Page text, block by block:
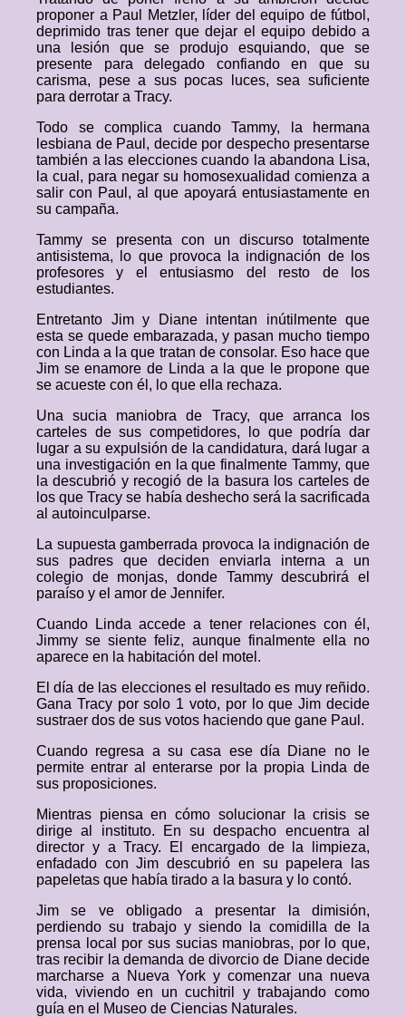
proponer a Paul Metzler, líder del equipo de fútbol,
deprimido tras tener que dejar el equipo debido a
una lesión que se produjo esquiando, que se
presente para delegado confiando en que su
carisma, pese a sus pocas luces, sea suficiente
para derrotar a Tracy.
Todo se complica cuando Tammy, la hermana
lesbiana de Paul, decide por despecho presentarse
también a las elecciones cuando la abandona Lisa,
la cual, para negar su homosexualidad comienza a
salir con Paul, al que apoyará entusiastamente en
su campaña.
Tammy se presenta con un discurso totalmente
antisistema, lo que provoca la indignación de los
profesores y el entusiasmo del resto de los
estudiantes.
Entretanto Jim y Diane intentan inútilmente que
esta se quede embarazada, y pasan mucho tiempo
con Linda a la que tratan de consolar. Eso hace que
Jim se enamore de Linda a la que le propone que
se acueste con él, lo que ella rechaza.
Una sucia maniobra de Tracy, que arranca los
carteles de sus competidores, lo que podría dar
lugar a su expulsión de la candidatura, dará lugar a
una investigación en la que finalmente Tammy, que
la descubrió y recogió de la basura los carteles de
los que Tracy se había deshecho será la sacrificada
al autoinculparse.
La supuesta gamberrada provoca la indignación de
sus padres que deciden enviarla interna a un
colegio de monjas, donde Tammy descubrirá el
paraíso y el amor de Jennifer.
Cuando Linda accede a tener relaciones con él,
Jimmy se siente feliz, aunque finalmente ella no
aparece en la habitación del motel.
El día de las elecciones el resultado es muy reñido.
Gana Tracy por solo 1 voto, por lo que Jim decide
sustraer dos de sus votos haciendo que gane Paul.
Cuando regresa a su casa ese día Diane no le
permite entrar al enterarse por la propia Linda de
sus proposiciones.
Mientras piensa en cómo solucionar la crisis se
dirige al instituto. En su despacho encuentra al
director y a Tracy. El encargado de la limpieza,
enfadado con Jim descubrió en su papelera las
papeletas que había tirado a la basura y lo contó.
Jim se ve obligado a presentar la dimisión,
perdiendo su trabajo y siendo la comidilla de la
prensa local por sus sucias maniobras, por lo que,
tras recibir la demanda de divorcio de Diane decide
marcharse a Nueva York y comenzar una nueva
vida, viviendo en un cuchitril y trabajando como
guía en el Museo de Ciencias Naturales.